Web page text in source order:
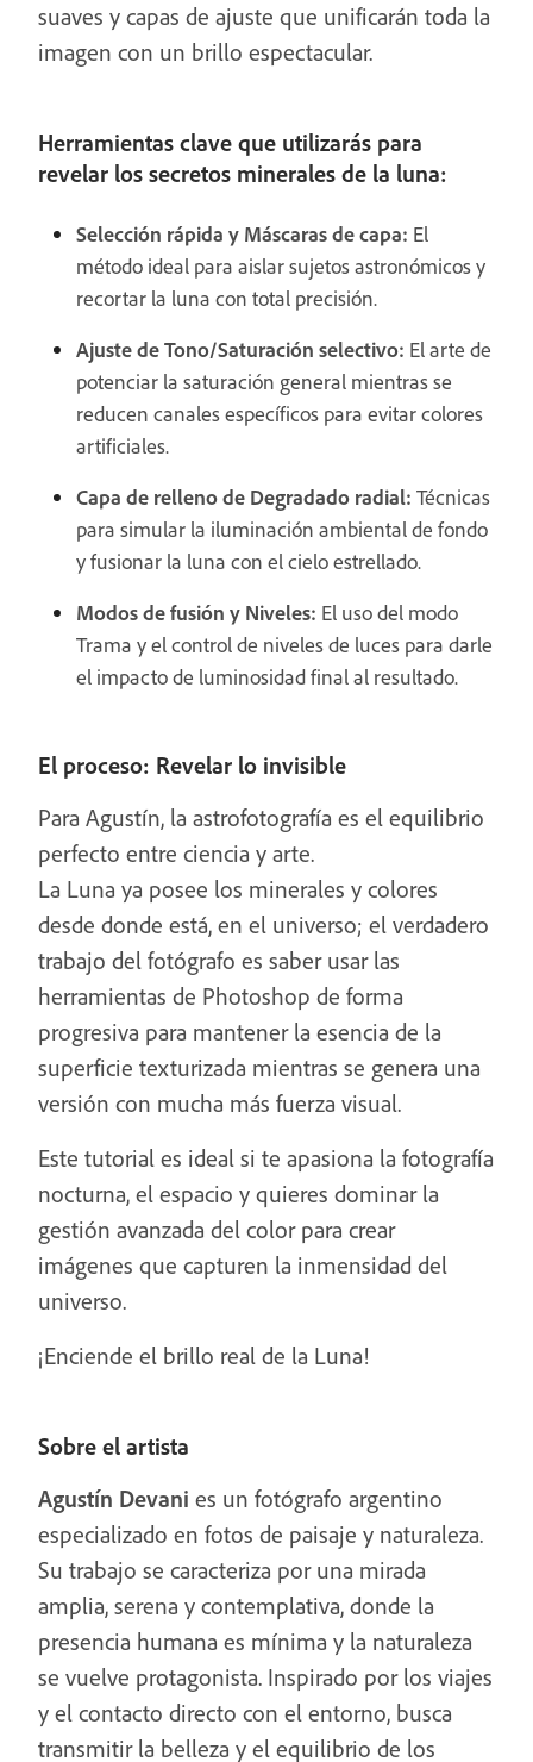
suaves y capas de ajuste que unificarán toda la
imagen con un brillo espectacular.
Herramientas clave que utilizarás para
revelar los secretos minerales de la luna:
Selección rápida y Máscaras de capa: El
método ideal para aislar sujetos astronómicos y
recortar la luna con total precisión.
Ajuste de Tono/Saturación selectivo: El arte de
potenciar la saturación general mientras se
reducen canales específicos para evitar colores
artificiales.
Capa de relleno de Degradado radial: Técnicas
para simular la iluminación ambiental de fondo
y fusionar la luna con el cielo estrellado.
Modos de fusión y Niveles: El uso del modo
Trama y el control de niveles de luces para darle
el impacto de luminosidad final al resultado.
El proceso: Revelar lo invisible
Para Agustín, la astrofotografía es el equilibrio
perfecto entre ciencia y arte.
La Luna ya posee los minerales y colores
desde donde está, en el universo; el verdadero
trabajo del fotógrafo es saber usar las
herramientas de Photoshop de forma
progresiva para mantener la esencia de la
superficie texturizada mientras se genera una
versión con mucha más fuerza visual.
Este tutorial es ideal si te apasiona la fotografía
nocturna, el espacio y quieres dominar la
gestión avanzada del color para crear
imágenes que capturen la inmensidad del
universo.
¡Enciende el brillo real de la Luna!
Sobre el artista
Agustín Devani es un fotógrafo argentino
especializado en fotos de paisaje y naturaleza.
Su trabajo se caracteriza por una mirada
amplia, serena y contemplativa, donde la
presencia humana es mínima y la naturaleza
se vuelve protagonista. Inspirado por los viajes
y el contacto directo con el entorno, busca
transmitir la belleza y el equilibrio de los